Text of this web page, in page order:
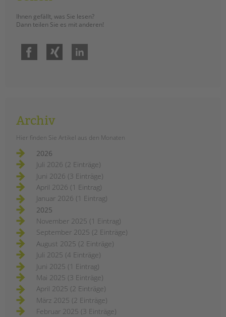
Ihnen gefällt, was Sie lesen?
Dann teilen Sie es mit anderen!
Facebook Xing
Archiv
Hier finden Sie Artikel aus den Monaten
2026
Juli 2026 (2 Einträge)
Juni 2026 (3 Einträge)
April 2026 (1 Eintrag)
Januar 2026 (1 Eintrag)
2025
November 2025 (1 Eintrag)
September 2025 (2 Einträge)
August 2025 (2 Einträge)
Juli 2025 (4 Einträge)
Juni 2025 (1 Eintrag)
Mai 2025 (3 Einträge)
April 2025 (2 Einträge)
März 2025 (2 Einträge)
Februar 2025 (3 Einträge)